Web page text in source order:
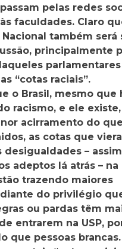
pelas redes
faculdades. Claro
também será
principalmente
“cotas raciais”.
o Brasil, mesmo que
racismo, e ele
acirramento do
as cotas que
desigualdades –
adeptos lá atrás – na
trazendo maiores
do privilégio
ou pardas têm
entrarem na USP,
que pessoas brancas.